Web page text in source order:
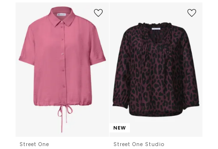
Street One
NEW
Street One Studio